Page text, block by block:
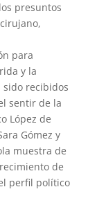
presuntos
para
y la
recibidos
sentir de la
López de
Gómez y
muestra de
de
perfil político